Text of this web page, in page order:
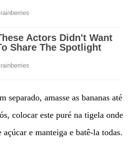
separado, amasse as bananas até
colocar este puré na tigela onde
e manteiga e batê-la todas.